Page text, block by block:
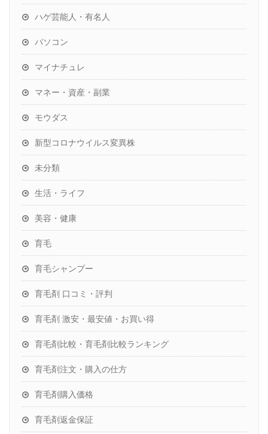
ハゲ芸能人・有名人
パソコン
マイナチュレ
マネー・資産・副業
モウダス
新型コロナウイルス変異株
未分類
生活・ライフ
美容・健康
育毛
育毛シャンプー
育毛剤 口コミ・評判
育毛剤 激安・最安値・お買い得
育毛剤比較・育毛剤比較ランキング
育毛剤注文・購入の仕方
育毛剤購入価格
育毛剤返金保証